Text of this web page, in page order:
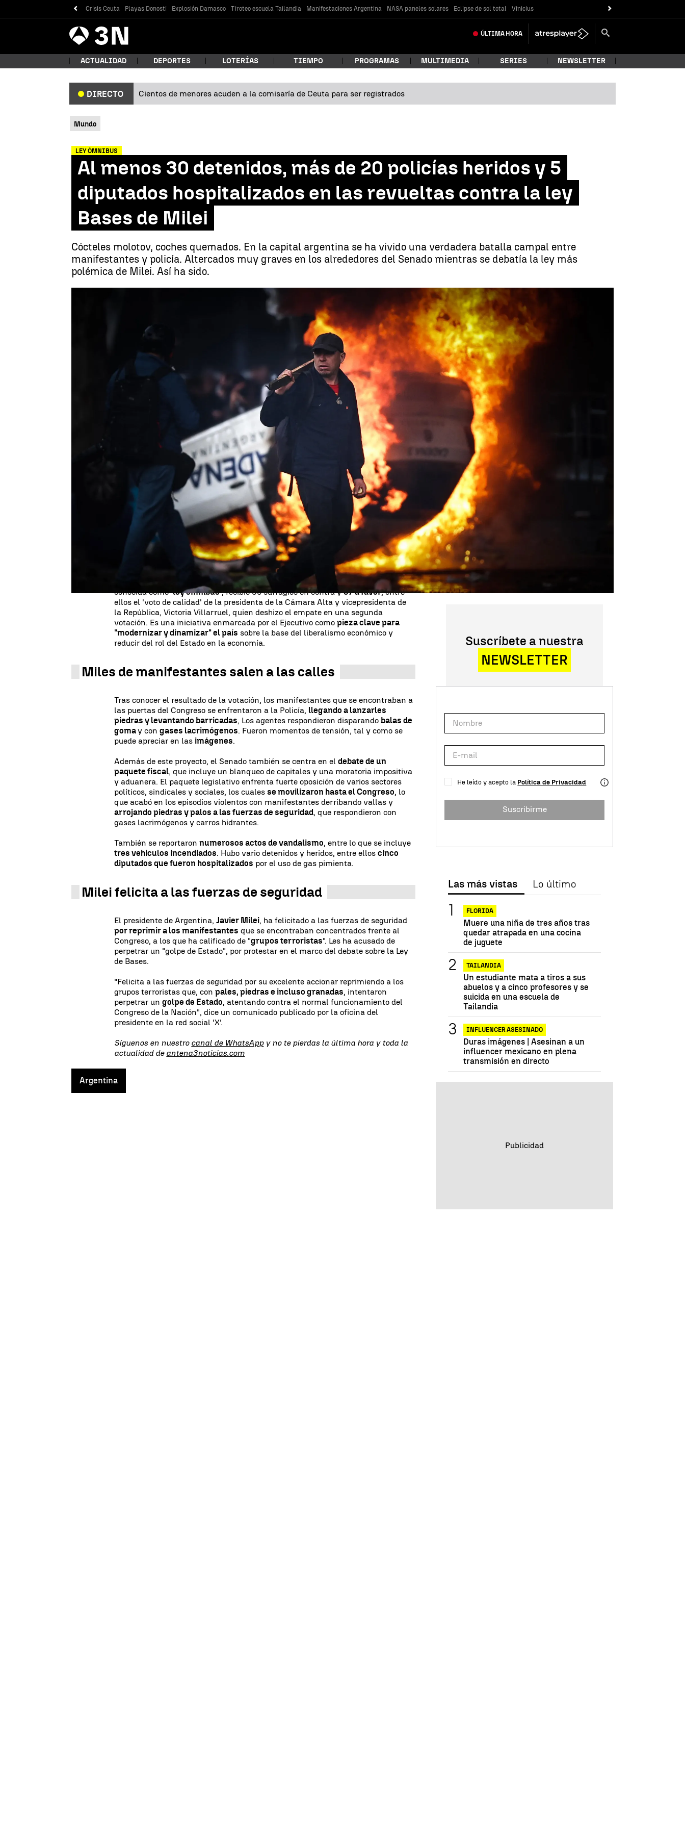
Crisis Ceuta Playas Donosti Explosión Damasco Tiroteo escuela Tailandia Manifestaciones Argentina NASA paneles solares Eclipse de sol total Vinicius
Antena
3 Noticias ÚLTIMA HORA
Buscar
ACTUALIDAD DEPORTES LOTERÍAS TIEMPO PROGRAMAS MULTIMEDIA SERIES NEWSLETTER
DIRECTO Cientos de menores acuden a la comisaría de Ceuta para ser registrados
Mundo
LEY ÓMNIBUS
Al menos 30 detenidos, más de 20 policías heridos y 5
diputados hospitalizados en las revueltas contra la ley
Bases de Milei
Cócteles molotov, coches quemados. En la capital argentina se ha vivido una verdadera batalla campal entre
manifestantes y policía. Altercados muy graves en los alrededores del Senado mientras se debatía la ley más
polémica de Milei. Así ha sido.
protestas contra la ley Bases de Milei |
Publicado: 13 de junio de 2024, 07:35 WhatsappFacebook
X Linkedin
Este miércoles se ha vivido un momentohistórico en Argentina. El Senado ha
aprobado la
ley Bases
, el proyecto legislativo del Gobierno de Javier Milei que
establece el marco legal para la transformación profunda del
modelo económico
y social de Argentina
. Han sido 11 horas de debate interrumpido, mientras que
miles de manifestantes salían a las calles posicionándose en contra de esta ley.
Ha habido al menos 30 detenidosymás de 20 policías
heridos en la
La ley Bases y Puntos de Partida para la Libertad de los Argentinos, también
conocida como 'ley ómnibus', recibió 36 sufragios en contra y37 a favor, entre
ellos el 'voto de calidad' de la presidenta de la Cámara Alta y vicepresidenta de
la República, Victoria Villarruel, quien deshizo el empate en una segunda
votación. Es una iniciativa enmarcada por el Ejecutivo comopieza clave para
"modernizar y dinamizar" el país sobre la base del liberalismo económico y
reducir del rol del Estado en la economía.
Miles de manifestantes salen a las calles
Tras conocer el resultado de la votación, los manifestantes que se encontraban a
las puertas del Congreso se enfrentaron a la Policía, llegando a lanzarles
piedras y levantando barricadas, Los agentes respondieron disparandobalas de
gomay congases lacrimógenos. Fueron momentos de tensión, tal y como se
puede apreciar en las imágenes.
Además de este proyecto, el Senado también se centra en eldebate de un
paquete fiscal, que incluye un blanqueo de capitales y una moratoria impositiva
y aduanera. El paquete legislativo enfrenta fuerte oposición de varios sectores
políticos, sindicales y sociales, los cualesse movilizaron hasta el Congreso, lo
que acabó en los episodios violentos con manifestantes derribando vallas y
arrojando piedras y palos a las fuerzas de seguridad, que respondieron con
gases lacrimógenos y carros hidrantes.
También se reportaronnumerosos actos de vandalismo, entre lo que se incluye
tres vehículos incendiados. Hubo vario detenidos y heridos, entre elloscinco
diputados que fueron hospitalizados por el uso de gas pimienta.
Milei felicita a las fuerzas de seguridad
El presidente de Argentina,Javier Milei, ha felicitado a las fuerzas de seguridad
por reprimir a los manifestantes que se encontraban concentrados frente al
Congreso, a los que ha calificado de "grupos terroristas". Les ha acusado de
perpetrar un "golpe de Estado", por protestar en el marco del debate sobre la Ley
de Bases.
"Felicita a las fuerzas de seguridad por su excelente accionar reprimiendo a los
grupos terroristas que, conpales, piedras e incluso granadas, intentaron
perpetrar ungolpe de Estado, atentando contra el normal funcionamiento del
Congreso de la Nación", dice un comunicado publicado por la oficina del
presidente en la red social 'X'.
Síguenos en nuestro canal de WhatsAppy no te pierdas la última hora y toda la
actualidad de antena3noticias.com
Argentina
Suscríbete a nuestra
NEWSLETTER
He leído y acepto la Política de Privacidad
Suscribirme
Las más vistas Lo último
FLORIDA
Muere una niña de tres años tras
quedar atrapada en una cocina
de juguete
TAILANDIA
Un estudiante mata a tiros a sus
abuelos y a cinco profesores y se
suicida en una escuela de
Tailandia
INFLUENCER ASESINADO
Duras imágenes | Asesinan a un
influencer mexicano en plena
transmisión en directo